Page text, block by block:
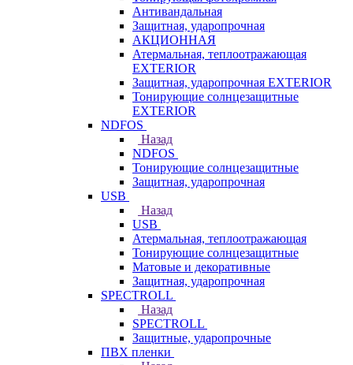
Антивандальная
Защитная, ударопрочная
АКЦИОННАЯ
Атермальная, теплоотражающая
EXTERIOR
Защитная, ударопрочная EXTERIOR
Тонирующие солнцезащитные
EXTERIOR
NDFOS
Назад
NDFOS
Тонирующие солнцезащитные
Защитная, ударопрочная
USB
Назад
USB
Атермальная, теплоотражающая
Тонирующие солнцезащитные
Матовые и декоративные
Защитная, ударопрочная
SPECTROLL
Назад
SPECTROLL
Защитные, ударопрочные
ПВХ пленки